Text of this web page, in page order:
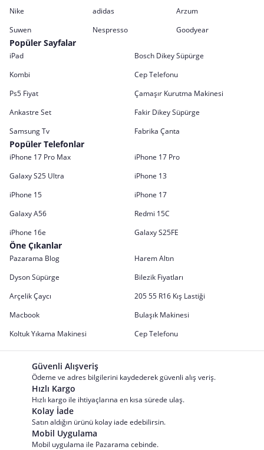
Nike adidas
Arzum
Suwen
Nespresso Goodyear
Popüler Sayfalar
iPad
Bosch Dikey Süpürge
Kombi
Cep Telefonu
Ps5 Fiyat
Çamaşır Kurutma Makinesi
Ankastre Set
Fakir Dikey Süpürge
Samsung Tv
Fabrika Çanta
Popüler Telefonlar
iPhone 17 Pro Max
iPhone 17 Pro
Galaxy S25 Ultra
iPhone 13
iPhone 15
iPhone 17
Galaxy A56
Redmi 15C
iPhone 16e
Galaxy S25FE
Öne Çıkanlar
Pazarama Blog
Harem Altın
Dyson Süpürge
Bilezik Fiyatları
Arçelik Çaycı
205 55 R16 Kış Lastiği
Macbook
Bulaşık Makinesi
Koltuk Yıkama Makinesi
Cep Telefonu
Güvenli Alışveriş
Ödeme ve adres bilgilerini kaydederek güvenli alış veriş.
Hızlı Kargo
Hızlı kargo ile ihtiyaçlarına en kısa sürede ulaş.
Kolay İade
Satın aldığın ürünü kolay iade edebilirsin.
Mobil Uygulama
Mobil uygulama ile Pazarama cebinde.